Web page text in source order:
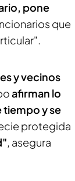
pone
que
y vecinos
afirman lo
tiempo y se
protegida
, asegura